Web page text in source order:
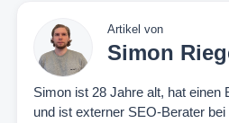
Artikel von
Simon
Simon ist 28 Jahre alt, hat einen
und ist externer SEO-Berater